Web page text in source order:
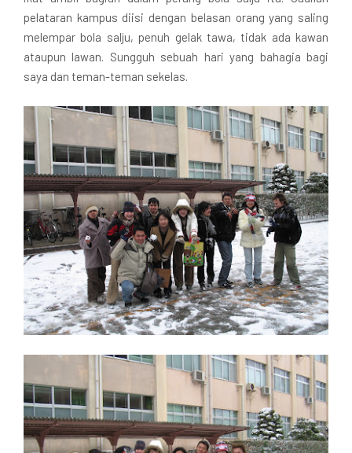
pelataran kampus diisi dengan belasan orang yang saling
melempar bola salju, penuh gelak tawa, tidak ada kawan
ataupun lawan. Sungguh sebuah hari yang bahagia bagi
saya dan teman-teman sekelas.